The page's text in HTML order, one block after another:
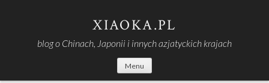
XIAOKA.PL
blog o Chinach, Japonii i innych azjatyckich krajach
Menu